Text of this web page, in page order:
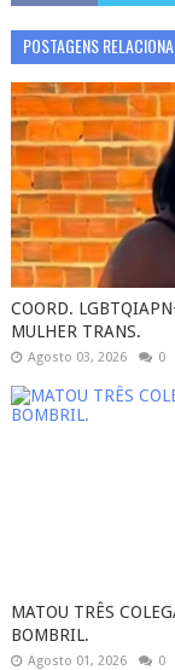
POSTAGENS
COORD.
MULHER TRANS.
Agosto 03, 2026 0
MATOU TRÊS
BOMBRIL.
Agosto 01, 2026 0